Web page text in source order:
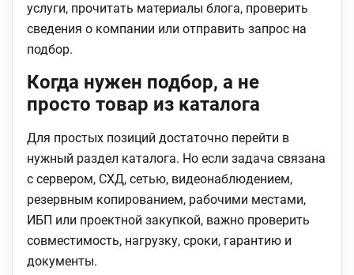
услуги, прочитать материалы блога, проверить
сведения о компании или отправить запрос на
подбор.
Когда нужен подбор, а не
просто товар из каталога
Для простых позиций достаточно перейти в
нужный раздел каталога. Но если задача связана
с сервером, СХД, сетью, видеонаблюдением,
резервным копированием, рабочими местами,
ИБП или проектной закупкой, важно проверить
совместимость, нагрузку, сроки, гарантию и
документы.